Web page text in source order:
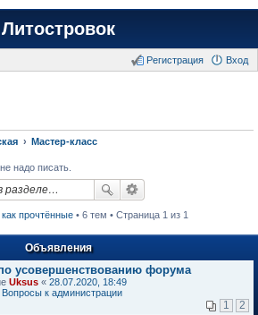
Литостровок
Вход
Регистрация
Мастер-класс
надо писать.
прочтённые • 6 тем • Страница 1 из 1
Объявления
усовершенствованию форума
Uksus « 28.07.2020, 18:49
Вопросы к администрации
1 2